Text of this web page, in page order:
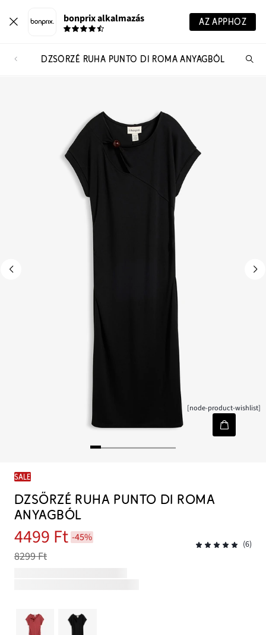
bonprix alkalmazás AZ APPHOZ
DZSÖRZÉ RUHA PUNTO DI ROMA ANYAGBÓL
[node-product-wishlist]
SALE
DZSÖRZÉ RUHA PUNTO DI ROMA
ANYAGBÓL
4499 Ft -45%
8299 Ft
(6)